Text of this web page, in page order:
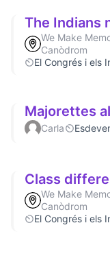
The Indians
We Make
Canòdrom
El Congrés i els
Majorettes
Carla
Class
We Make
Canòdrom
El Congrés i els